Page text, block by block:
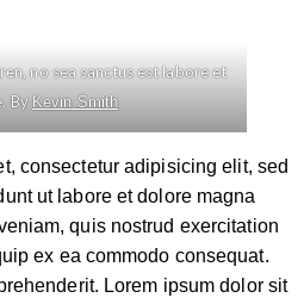
no sea sanctus est labore et
By Kevin Smith
consectetur adipisicing elit, sed
ut labore et dolore magna
quis nostrud exercitation
ex ea commodo consequat.
Lorem ipsum dolor sit